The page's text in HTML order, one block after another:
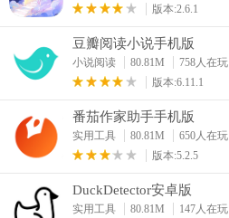
版本:2.6.1
豆瓣阅读小说手机版
小说阅读 80.81M
758人在玩
版本:6.11.1
番茄作家助手手机版
实用工具 80.81M
650人在玩
版本:5.2.5
DuckDetector安卓版
实用工具 80.81M 147人在玩